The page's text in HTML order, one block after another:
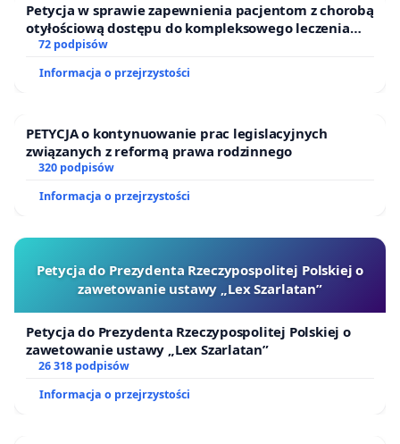
Utrzymanie pacjenta w zdrowiu, uniknięcie choćby
jednej choroby w ciągu życia każdego pacjenta jest
sukcesem ludzi, którzy odpowiedzialni są za ochronę
Petycja w sprawie zapewnienia pacjentom z chorobą
otyłościową dostępu do kompleksowego leczenia
oraz programów profilaktycznych.
72 podpisów
Informacja o przejrzystości
PETYCJA o kontynuowanie prac legislacyjnych
związanych z reformą prawa rodzinnego
320 podpisów
Informacja o przejrzystości
Petycja do Prezydenta Rzeczypospolitej Polskiej o
zawetowanie ustawy „Lex Szarlatan”
Petycja do Prezydenta Rzeczypospolitej Polskiej o
zawetowanie ustawy „Lex Szarlatan”
26 318 podpisów
Informacja o przejrzystości